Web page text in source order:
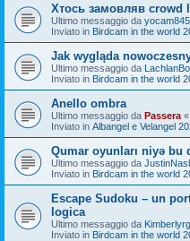
Хтось замовляв crowd
Ultimo messaggio da
Inviato in Birdcam in the world
Jak wygląda
Ultimo messaggio da
Inviato in Birdcam in the world
Anello ombra
Ultimo messaggio da Passera «
Inviato in Albangel e Velangel
Qumar oyunları niyə bu
Ultimo messaggio da
Inviato in Birdcam in the world
Escape Sudoku – un
logica
Ultimo messaggio da
Inviato in Birdcam in the world